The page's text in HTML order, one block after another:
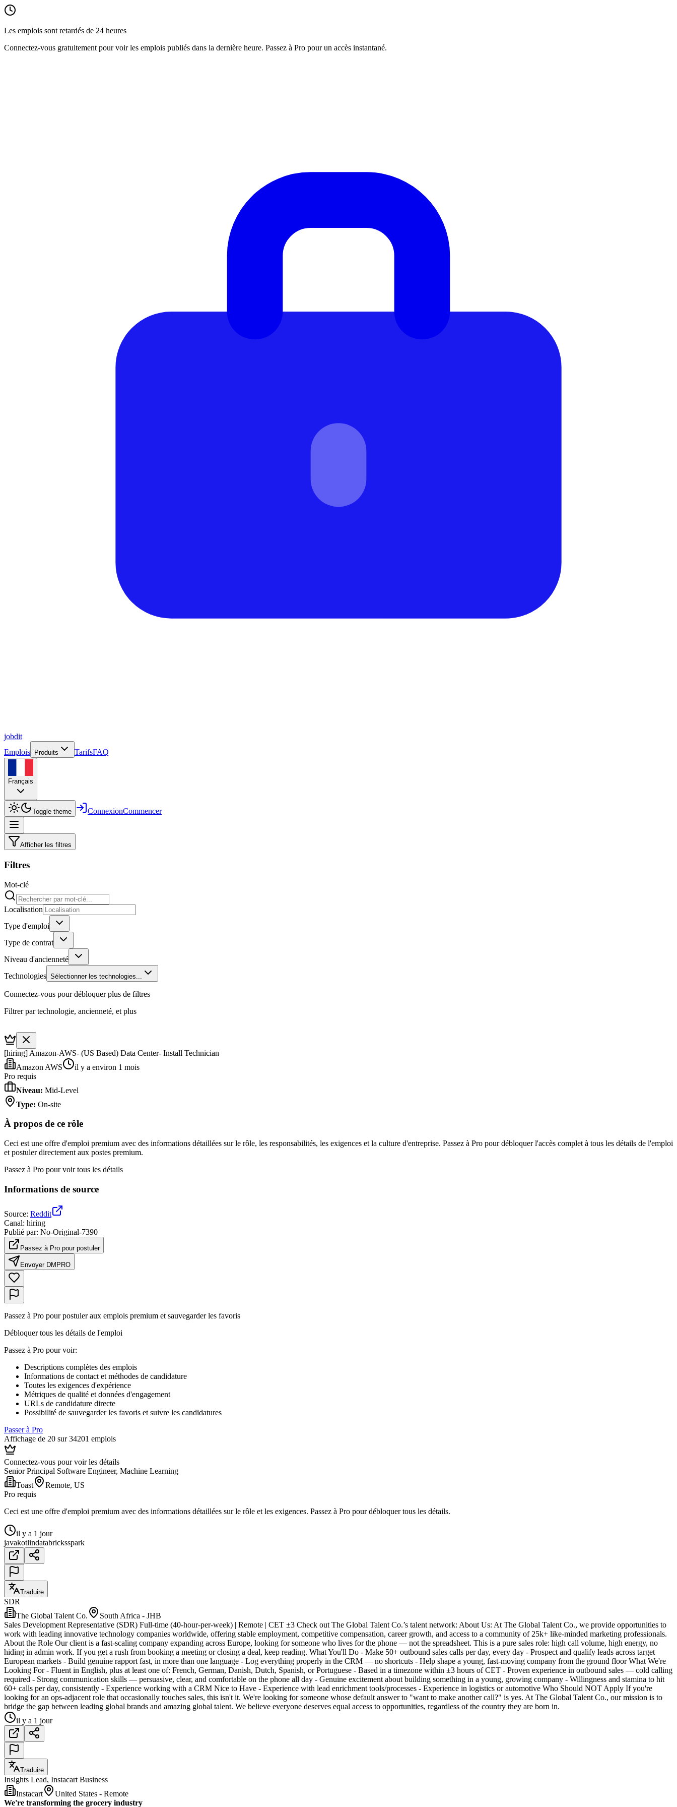
Les emplois sont retardés de 24 heures
Connectez-vous gratuitement pour voir les emplois publiés dans la dernière heure. Passez à Pro pour un accès instantané.
jobdit
Emplois
Produits TarifsFAQ
Français
Toggle theme ConnexionCommencer
Afficher les filtres
Filtres
Mot-clé
Localisation
Type d'emploi
Type de contrat
Niveau d'ancienneté
Technologies Sélectionner les technologies...
Connectez-vous pour débloquer plus de filtres
Filtrer par technologie, ancienneté, et plus
[hiring] Amazon-AWS- (US Based) Data Center- Install Technician
Amazon AWS
il y a environ 1 mois
Pro requis
Niveau: Mid-Level
Type: On-site
À propos de ce rôle
Ceci est une offre d'emploi premium avec des informations détaillées sur le rôle, les responsabilités, les exigences et la culture d'entreprise. Passez à Pro pour débloquer l'accès complet à tous les détails de l'emploi
et postuler directement aux postes premium.
Passez à Pro pour voir tous les détails
Informations de source
Source: Reddit
Canal: hiring
Publié par: No-Original-7390
Passez à Pro pour postuler
Envoyer DMPRO
Passez à Pro pour postuler aux emplois premium et sauvegarder les favoris
Débloquer tous les détails de l'emploi
Passez à Pro pour voir:
Descriptions complètes des emplois
Informations de contact et méthodes de candidature
Toutes les exigences d'expérience
Métriques de qualité et données d'engagement
URLs de candidature directe
Possibilité de sauvegarder les favoris et suivre les candidatures
Passer à Pro
Affichage de 20 sur 34201 emplois
Connectez-vous pour voir les détails
Senior Principal Software Engineer, Machine Learning
Toast
Remote, US
Pro requis
Ceci est une offre d'emploi premium avec des informations détaillées sur le rôle et les exigences. Passez à Pro pour débloquer tous les détails.
il y a 1 jour
javakotlindatabricksspark
Traduire
SDR
The Global Talent Co.
South Africa - JHB
Sales Development Representative (SDR) Full-time (40-hour-per-week) | Remote | CET ±3 Check out The Global Talent Co.’s talent network: About Us: At The Global Talent Co., we provide opportunities to
work with leading innovative technology companies worldwide, offering stable employment, competitive compensation, career growth, and access to a community of 25k+ like-minded marketing professionals.
About the Role Our client is a fast-scaling company expanding across Europe, looking for someone who lives for the phone — not the spreadsheet. This is a pure sales role: high call volume, high energy, no
hiding in admin work. If you get a rush from booking a meeting or closing a deal, keep reading. What You'll Do - Make 50+ outbound sales calls per day, every day - Prospect and qualify leads across target
European markets - Build genuine rapport fast, in more than one language - Log everything properly in the CRM — no shortcuts - Help shape a young, fast-moving company from the ground floor What We're
Looking For - Fluent in English, plus at least one of: French, German, Danish, Dutch, Spanish, or Portuguese - Based in a timezone within ±3 hours of CET - Proven experience in outbound sales — cold calling
required - Strong communication skills — persuasive, clear, and comfortable on the phone all day - Genuine excitement about building something in a young, growing company - Willingness and stamina to hit
60+ calls per day, consistently - Experience working with a CRM Nice to Have - Experience with lead enrichment tools/processes - Experience in logistics or automotive Who Should NOT Apply If you're
looking for an ops-adjacent role that occasionally touches sales, this isn't it. We're looking for someone whose default answer to "want to make another call?" is yes. At The Global Talent Co., our mission is to
bridge the gap between leading global brands and amazing global talent. We believe everyone deserves equal access to opportunities, regardless of the country they are born in.
il y a 1 jour
Traduire
Insights Lead, Instacart Business
Instacart
United States - Remote
We're transforming the grocery industry